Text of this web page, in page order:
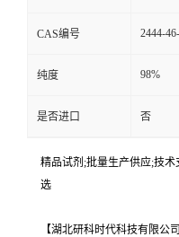
CAS编号 2444-
纯度 98%
是否进口 否
精品试剂;批量生产供应;技
选
【湖北研科时代科技有限公